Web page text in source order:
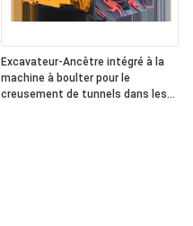
Excavateur-Ancêtre intégré à la
machine à boulter pour le
creusement de tunnels dans les